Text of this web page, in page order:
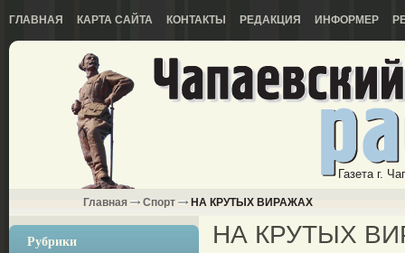
ГЛАВНАЯ КАРТА САЙТА КОНТАКТЫ РЕДАКЦИЯ ИНФОРМЕР
Газета г.
Главная Спорт НА КРУТЫХ ВИРАЖАХ
Рубрики НА КРУТЫХ